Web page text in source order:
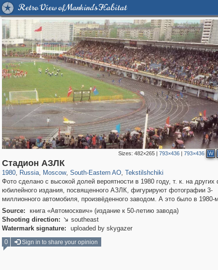
Retro View of Mankind's Habitat
Sizes: 482×265| 793×436| 793×436 W
Стадион АЗЛК
1980, Russia
1,406,514
, Moscow
319,780 8,286
, South-Eastern AO
11,379
, Tekstilshchiki
Фото сделано с высокой долей вероятности в 1980 году, т. к. на других
юбилейного издания, посвященного АЗЛК, фигурируют фотографии 3-
миллионного автомобиля, произвёденного заводом. А это было в 1980-
Source:
книга «Автомосквич» (издание к 50-летию завода)
Shooting direction:  southeast
Watermark signature:
uploaded by skygazer
0
Sign in to share your opinion